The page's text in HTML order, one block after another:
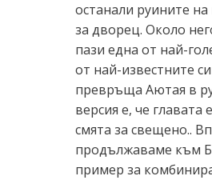
останали руините
за дворец. Около
пази една от най-
от най-известните
превръща Аютая в
версия е, че
смята за свещено..
продължаваме към
пример за